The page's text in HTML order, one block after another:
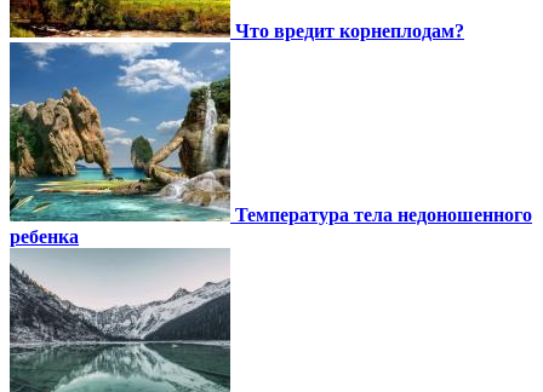
Что вредит корнеплодам?
Температура тела недоношенного
ребенка